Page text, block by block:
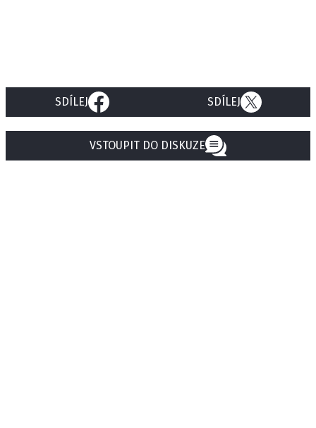
SDÍLEJ SDÍLEJ
VSTOUPIT DO DISKUZE